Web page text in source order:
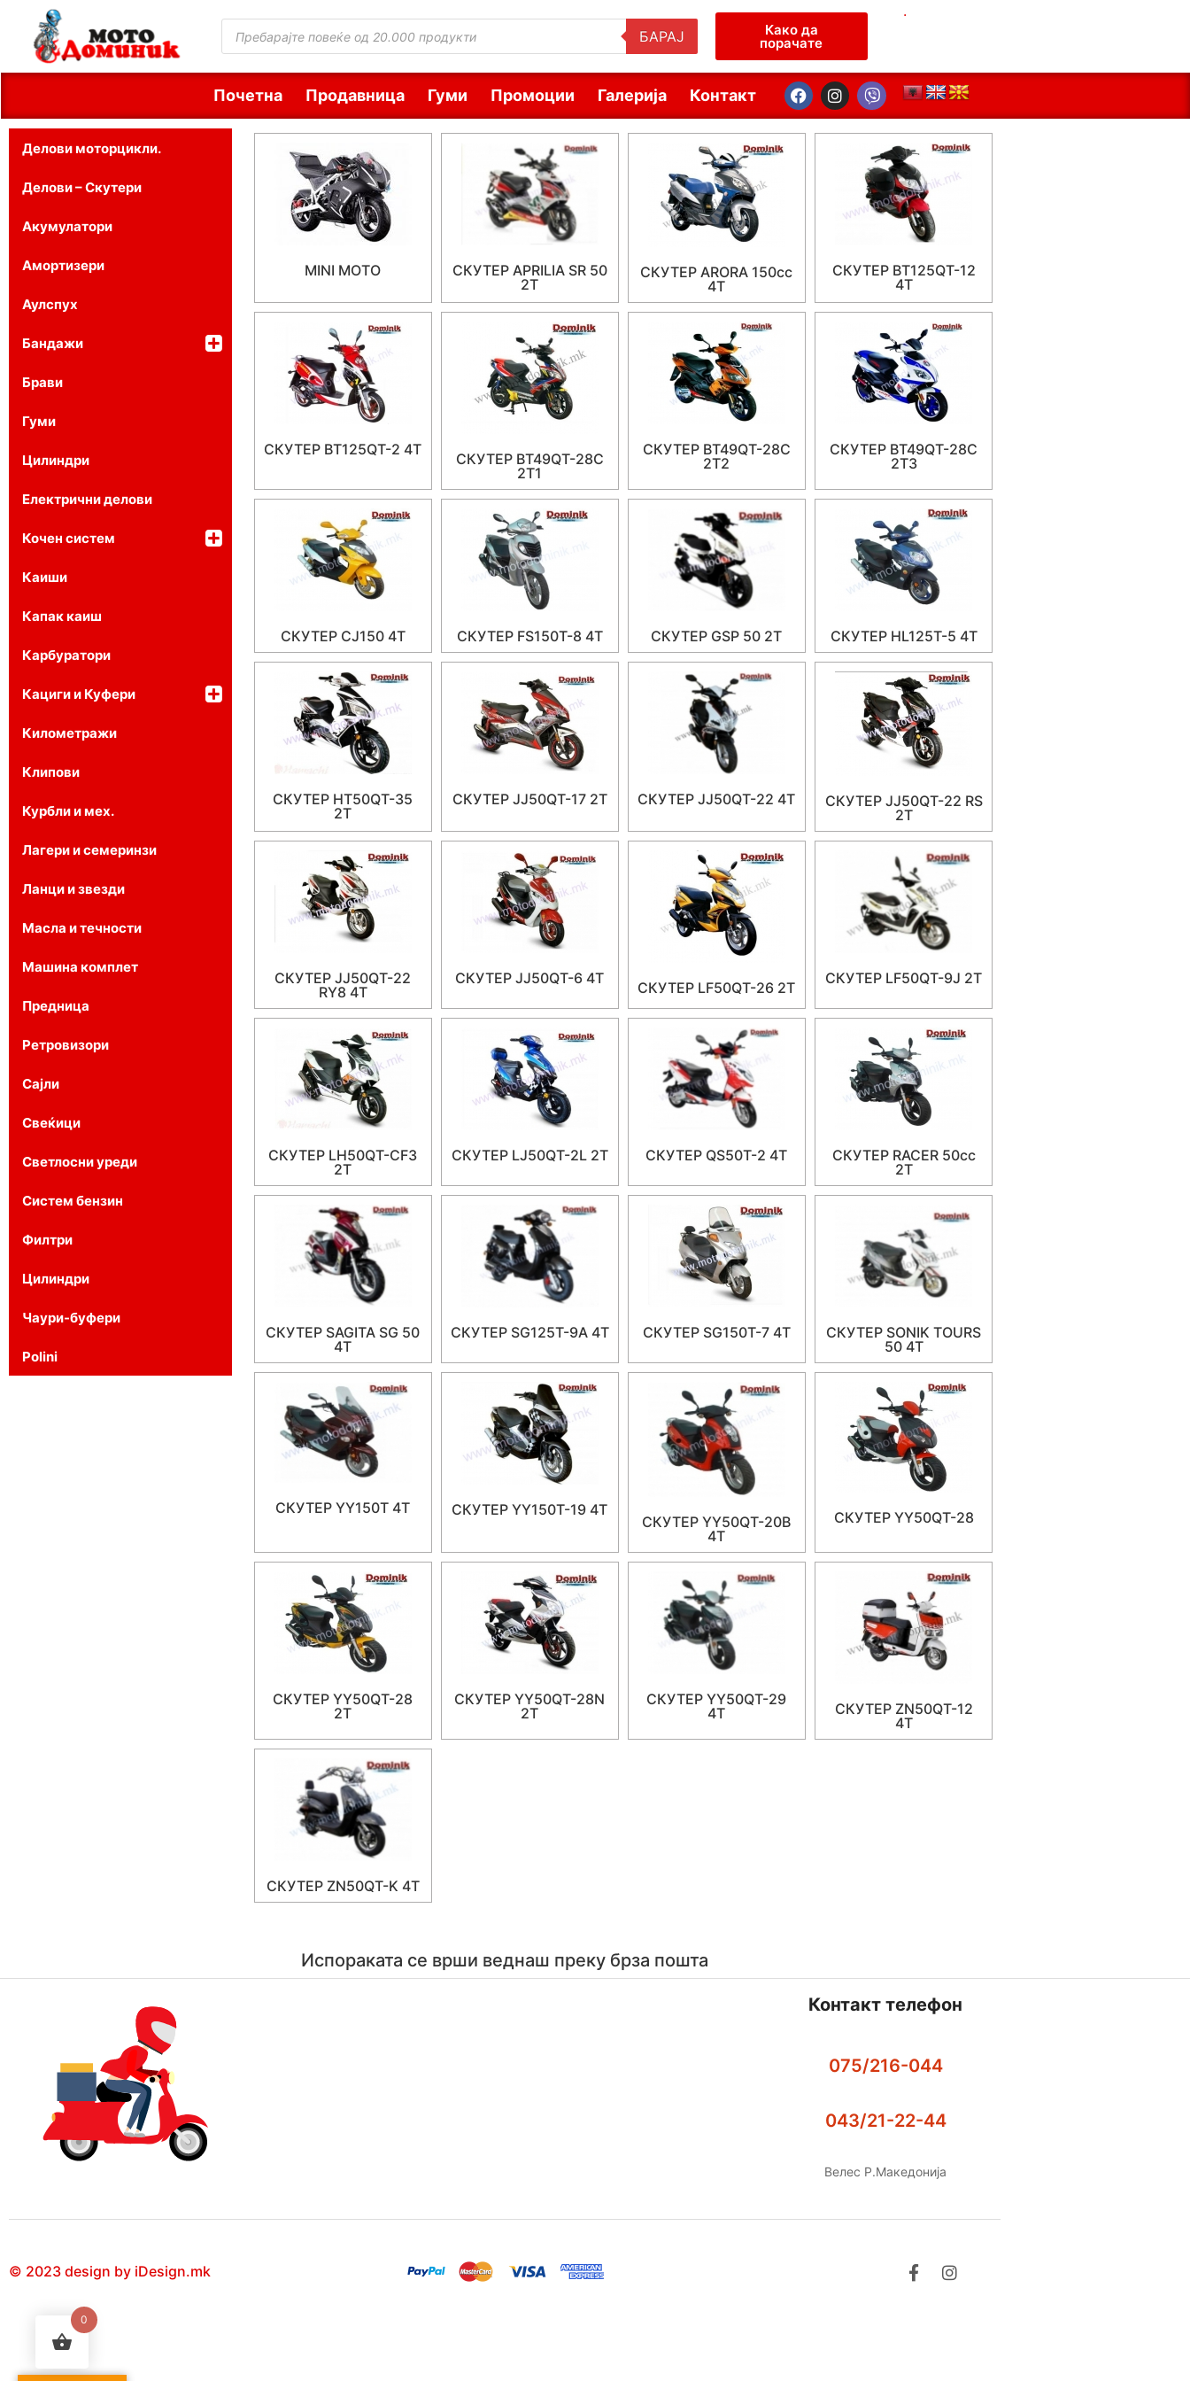
БАРАЈ Како да
порачате
.
Почетна Продавница Гуми Промоции Галерија Контакт
Делови моторцикли.
Делови – Скутери
Акумулатори
Амортизери
Аулспух
Бандажи
Брави
Гуми
Цилиндри
Електрични делови
Кочен систем
Каиши
Капак каиш
Карбуратори
Кациги и Куфери
Километражи
Клипови
Курбли и мех.
Лагери и семеринзи
Ланци и звезди
Масла и течности
Машина комплет
Предница
Ретровизори
Сајли
Свеќици
Светлосни уреди
Систем бензин
Филтри
Цилиндри
Чаури-буфери
Polini
MINI MOTO
СКУТЕР APRILIA SR 50
2T
СКУТЕР ARORA 150cc
4T
СКУТЕР BT125QT-12
4T
СКУТЕР BT125QT-2 4T
СКУТЕР BT49QT-28C
2T1
СКУТЕР BT49QT-28C
2T2
СКУТЕР BT49QT-28C
2T3
СКУТЕР CJ150 4T СКУТЕР FS150T-8 4T СКУТЕР GSP 50 2Т СКУТЕР HL125T-5 4T
СКУТЕР HT50QT-35
2T
СКУТЕР JJ50QT-17 2T СКУТЕР JJ50QT-22 4T
СКУТЕР JJ50QT-22 RS
2T
СКУТЕР JJ50QT-22
RY8 4T
СКУТЕР JJ50QT-6 4T
СКУТЕР LF50QT-26 2T
СКУТЕР LF50QT-9J 2T
СКУТЕР LH50QT-CF3
2T
СКУТЕР LJ50QT-2L 2T СКУТЕР QS50T-2 4T
СКУТЕР RACER 50cc
2T
СКУТЕР SAGITA SG 50
4T
СКУТЕР SG125T-9A 4Т СКУТЕР SG150T-7 4T
СКУТЕР SONIK TOURS
50 4T
СКУТЕР YY150T 4T СКУТЕР YY150T-19 4T
СКУТЕР YY50QT-20B
4T
СКУТЕР YY50QT-28
СКУТЕР YY50QT-28
2T
СКУТЕР YY50QT-28N
2T
СКУТЕР YY50QT-29
4T
СКУТЕР ZN50QT-12
4T
СКУТЕР ZN50QT-K 4T
Испораката се врши веднаш преку брза пошта
Контакт телефон
075/216-044
043/21-22-44
Велес Р.Македонија
© 2023 design by iDesign.mk
0